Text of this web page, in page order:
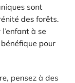
sont
des forêts.
à se
pour
pensez à des